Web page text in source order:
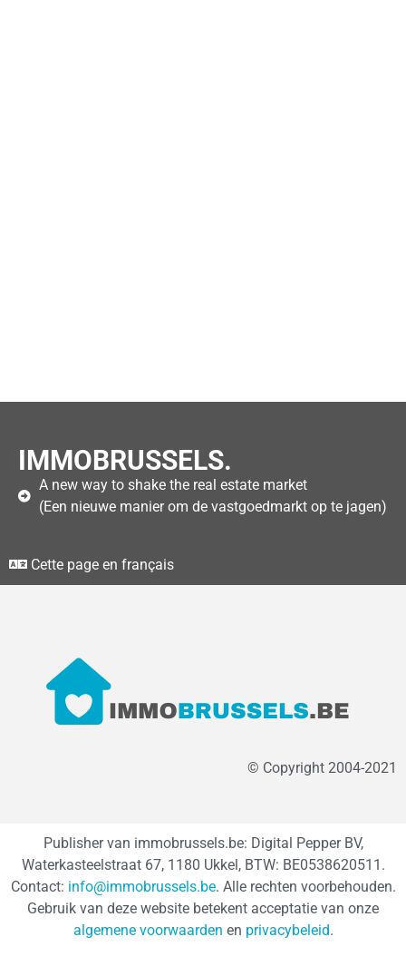
IMMOBRUSSELS.
A new way to shake the real estate market
(Een nieuwe manier om de vastgoedmarkt op te jagen)
Cette page en français
© Copyright 2004-2021
Publisher van immobrussels.be: Digital Pepper BV,
Waterkasteelstraat 67, 1180 Ukkel, BTW: BE0538620511.
Contact: info@immobrussels.be. Alle rechten voorbehouden.
Gebruik van deze website betekent acceptatie van onze
algemene voorwaarden en privacybeleid.